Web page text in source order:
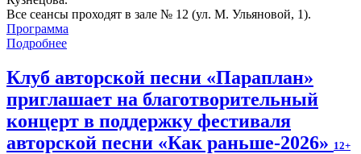
Все сеансы проходят в зале № 12 (ул. М. Ульяновой, 1).
Программа
Подробнее
Клуб авторской песни «Параплан»
приглашает на благотворительный
концерт в поддержку фестиваля
авторской песни «Как раньше-2026» 12+